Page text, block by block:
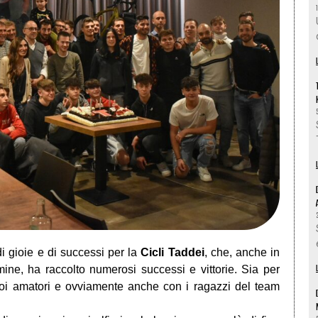
gioie e di successi per laCicli Taddei, che, anche in
ha raccolto numerosi successi e vittorie. Sia per
amatori e ovviamente anche con i ragazzi del team